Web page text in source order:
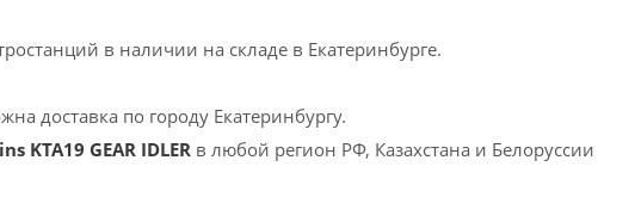
в наличии на складе в Екатеринбурге.
доставка по городу Екатеринбургу.
GEAR IDLER в любой регион РФ, Казахстана и Белоруссии